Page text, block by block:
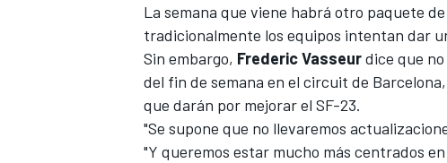
La semana que viene habrá otro paquete de
tradicionalmente los equipos intentan dar
Sin embargo, Frederic Vasseurdice que
del fin de semana en el circuit de Barcelona
que darán por mejorar el SF-23.
"Se supone que no llevaremos
"Y queremos estar mucho más centrados